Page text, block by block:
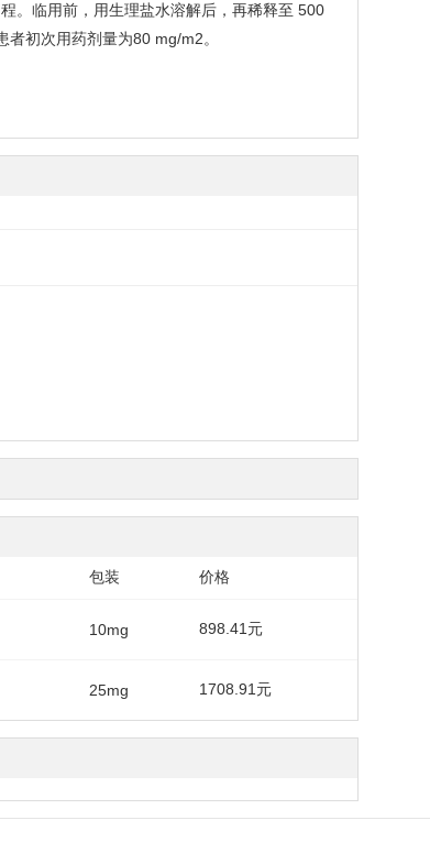
。临用前，用生理盐水溶解后，再稀释至 500
初次用药剂量为80 mg/m2。
包装 价格
10mg 898.41元
25mg 1708.91元